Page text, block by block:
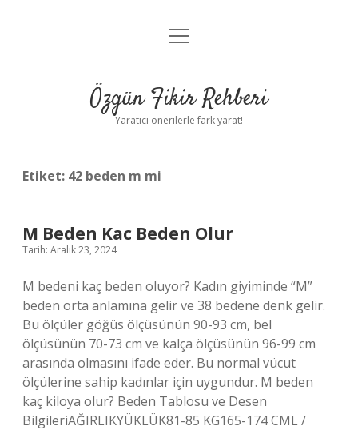
Gizlilik Politikası
Yasal Uyarı
menüyü
Özgün Fikir Rehberi
Yaratıcı önerilerle fark yarat!
Etiket: 42 beden m mi
M Beden Kac Beden Olur
Tarih: Aralık 23, 2024
M bedeni kaç beden oluyor? Kadın giyiminde “M”
beden orta anlamına gelir ve 38 bedene denk gelir.
Bu ölçüler göğüs ölçüsünün 90-93 cm, bel
ölçüsünün 70-73 cm ve kalça ölçüsünün 96-99 cm
arasında olmasını ifade eder. Bu normal vücut
ölçülerine sahip kadınlar için uygundur. M beden
kaç kiloya olur? Beden Tablosu ve Desen
BilgileriAĞIRLIKYÜKLÜK81-85 KG165-174 CML /